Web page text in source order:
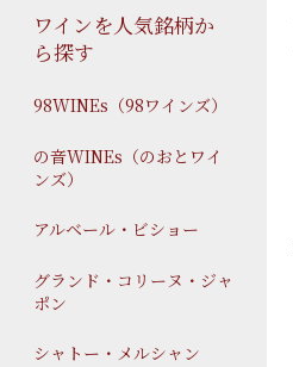
ワインを人気銘柄か
ら探す
98WINEs（98ワインズ）
の音WINEs（のおとワイ
ンズ）
アルベール・ビショー
グランド・コリーヌ・ジャ
ポン
シャトー・メルシャン